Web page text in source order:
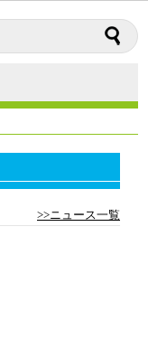
>>ニュース一覧